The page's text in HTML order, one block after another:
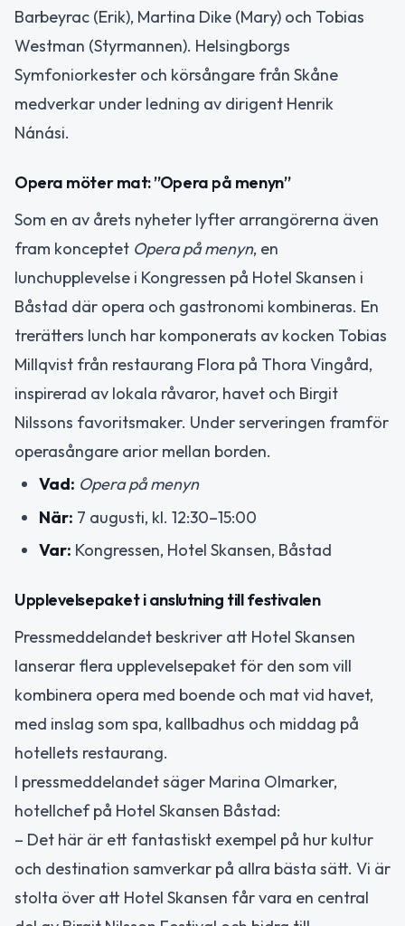
Barbeyrac (Erik), Martina Dike (Mary) och Tobias
Westman (Styrmannen). Helsingborgs
Symfoniorkester och körsångare från Skåne
medverkar under ledning av dirigent Henrik
Nánási.
Opera möter mat: ”Opera på menyn”
Som en av årets nyheter lyfter arrangörerna även
fram konceptet Opera på menyn, en
lunchupplevelse i Kongressen på Hotel Skansen i
Båstad där opera och gastronomi kombineras. En
trerätters lunch har komponerats av kocken Tobias
Millqvist från restaurang Flora på Thora Vingård,
inspirerad av lokala råvaror, havet och Birgit
Nilssons favoritsmaker. Under serveringen framför
operasångare arior mellan borden.
Vad: Opera på menyn
När: 7 augusti, kl. 12:30–15:00
Var: Kongressen, Hotel Skansen, Båstad
Upplevelsepaket i anslutning till festivalen
Pressmeddelandet beskriver att Hotel Skansen
lanserar flera upplevelsepaket för den som vill
kombinera opera med boende och mat vid havet,
med inslag som spa, kallbadhus och middag på
hotellets restaurang.
I pressmeddelandet säger Marina Olmarker,
hotellchef på Hotel Skansen Båstad:
– Det här är ett fantastiskt exempel på hur kultur
och destination samverkar på allra bästa sätt. Vi är
stolta över att Hotel Skansen får vara en central